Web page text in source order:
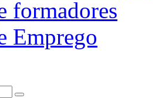
formadores
Emprego